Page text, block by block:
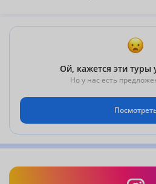
Ой, кажется эти
Но у нас есть